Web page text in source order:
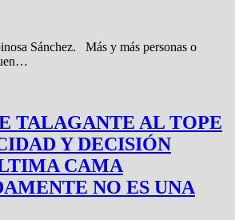
Sánchez. Más y más personas o
TALAGANTE AL TOPE
Y DECISIÓN
CAMA
NO ES UNA